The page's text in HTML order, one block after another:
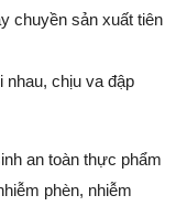
chuyền sản xuất tiên
nhau, chịu va đập
an toàn thực phẩm
phèn, nhiễm